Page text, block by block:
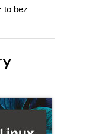
to bez